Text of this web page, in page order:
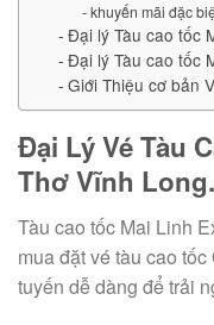
khuyến mãi đặc
Đại lý Tàu cao tốc
Đại lý Tàu cao tốc
Giới Thiệu cơ bản
Đại Lý Vé Tàu
Thơ Vĩnh Long.
Tàu cao tốc Mai Linh
muađặt vé tàu cao tốc
tuyến dễ dàng để trải